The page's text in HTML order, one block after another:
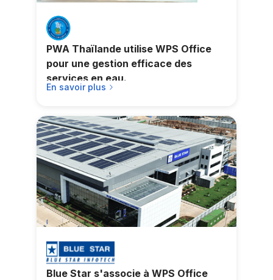
PWA Thaïlande utilise WPS Office
pour une gestion efficace des
services en eau.
En savoir plus
Blue Star s'associe à WPS Office